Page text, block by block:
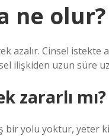
ne olur?
azalır. Cinsel istekte
ilişkiden uzun süre
zararlı mı?
bir yolu yoktur, yeter